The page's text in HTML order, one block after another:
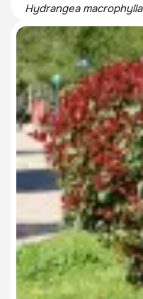
Hydrangea macrophylla